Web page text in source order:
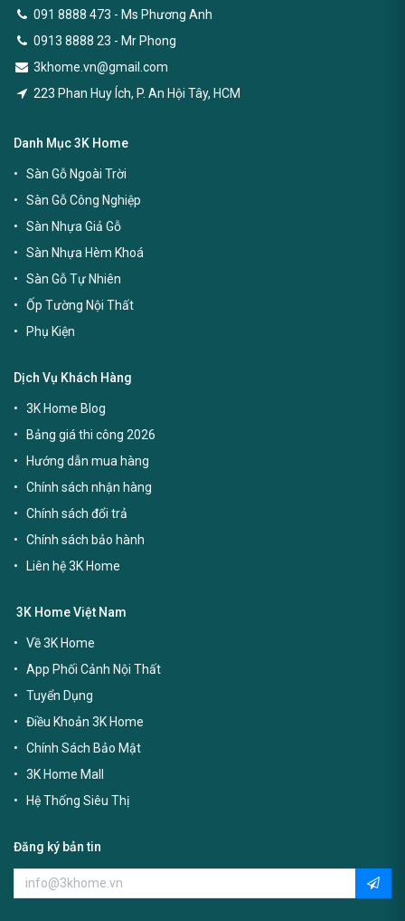
091 8888 473 - Ms Phương Anh
0913 8888 23 - Mr Phong
3khome.vn@gmail.com
223 Phan Huy Ích, P. An Hội Tây, HCM
Danh Mục 3K Home
Sàn Gỗ Ngoài Trời
Sàn Gỗ Công Nghiệp
Sàn Nhựa Giả Gỗ
Sàn Nhựa Hèm Khoá
Sàn Gỗ Tự Nhiên
Ốp Tường Nội Thất
Phụ Kiện
Dịch Vụ Khách Hàng
3K Home Blog
Bảng giá thi công 2026
Hướng dẫn mua hàng
Chính sách nhận hàng
Chính sách đổi trả
Chính sách bảo hành
Liên hệ 3K Home
3K Home Việt Nam
Về 3K Home
App Phối Cảnh Nội Thất
Tuyển Dụng
Điều Khoản 3K Home
Chính Sách Bảo Mật
3K Home Mall
Hệ Thống Siêu Thị
Đăng ký bản tin